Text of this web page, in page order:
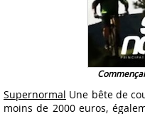
Supernormal Une bête de
moins de 2000 euros,